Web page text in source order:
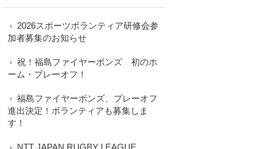
2026スポーツボランティア研修会参
加者募集のお知らせ
祝！福島ファイヤーボンズ 初のホ
ーム・プレーオフ！
福島ファイヤーボンズ、プレーオフ
進出決定！ボランティアも募集しま
す！